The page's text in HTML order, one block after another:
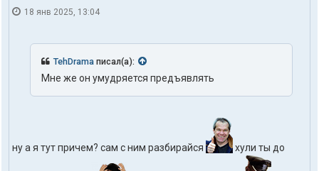
18 янв 2025, 13:04
TehDrama писал(а):
Мне же он умудряется предъявлять
ну а я тут причем? сам с ним разбирайся хули ты до